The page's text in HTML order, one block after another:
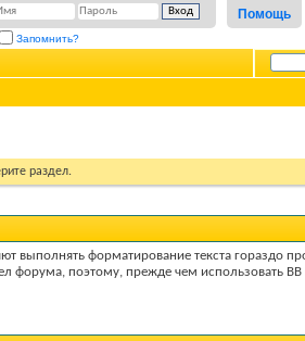
Помощь
Запомнить?
раздел.
выполнять форматирование текста гораздо
форума, поэтому, прежде чем использовать